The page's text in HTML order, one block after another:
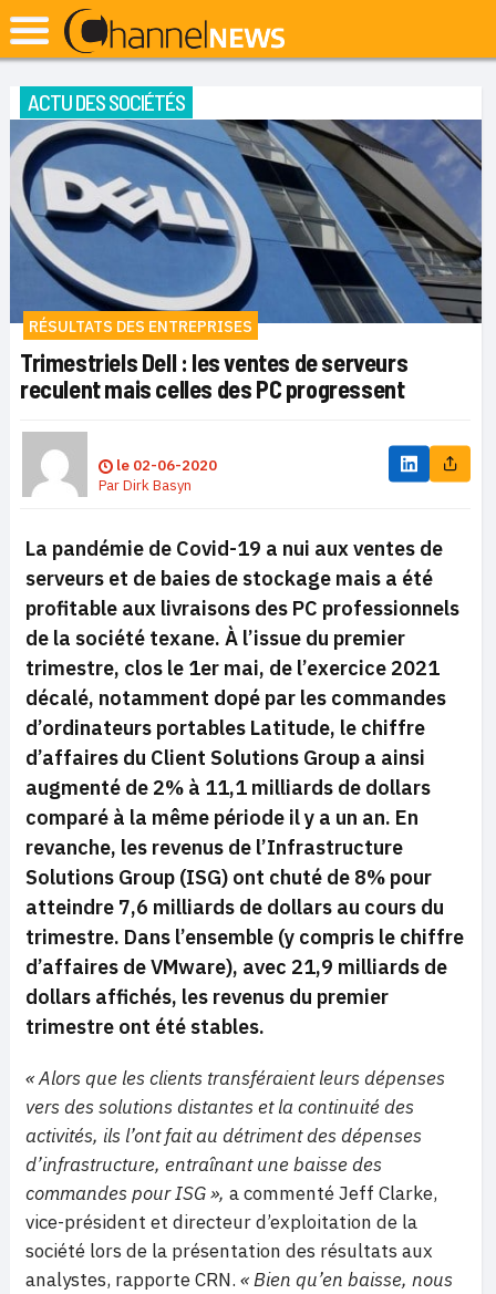
ACTU DES SOCIÉTÉS
RÉSULTATS DES ENTREPRISES
Trimestriels Dell : les ventes de serveurs
reculent mais celles des PC progressent
le 02-06-2020
ParDirk Basyn
La pandémie de Covid-19 a nui aux ventes de
serveurs et de baies de stockage mais a été
profitable aux livraisons des PC professionnels
de la société texane. À l’issue du premier
trimestre, clos le 1er mai, de l’exercice 2021
décalé, notamment dopé par les commandes
d’ordinateurs portables Latitude, le chiffre
d’affaires du Client Solutions Group a ainsi
augmenté de 2% à 11,1 milliards de dollars
comparé à la même période il y a un an. En
revanche, les revenus de l’Infrastructure
Solutions Group (ISG) ont chuté de 8% pour
atteindre 7,6 milliards de dollars au cours du
trimestre. Dans l’ensemble (y compris le chiffre
d’affaires de VMware), avec 21,9 milliards de
dollars affichés, les revenus du premier
trimestre ont été stables.
« Alors que les clients transféraient leurs dépenses
vers des solutions distantes et la continuité des
activités, ils l’ont fait au détriment des dépenses
d’infrastructure, entraînant une baisse des
commandes pour ISG », a commenté Jeff Clarke,
vice-président et directeur d’exploitation de la
société lors de la présentation des résultats aux
analystes, rapporte CRN. « Bien qu’en baisse, nous